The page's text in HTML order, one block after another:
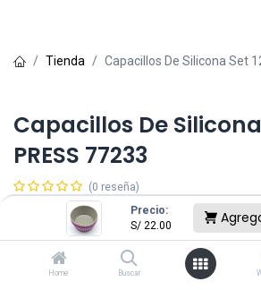
Precio:
S/ 22.00
Home Buscar
Tienda Capacillos De Silicona Set
Capacillos De Silicona
PRESS 77233
(0 reseña)
22.00
Sin existencias.